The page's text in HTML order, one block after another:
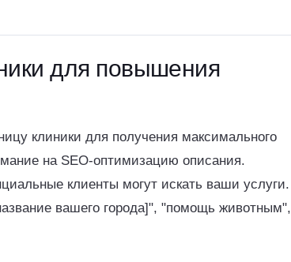
для повышения
клиники для получения максимального
на SEO-оптимизацию описания.
клиенты могут искать ваши услуги.
вашего города]", "помощь животным",